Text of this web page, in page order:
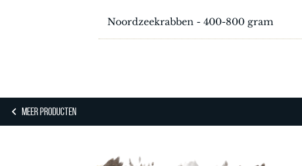
Noordzeekrabben - 400-800 gram
MEER PRODUCTEN